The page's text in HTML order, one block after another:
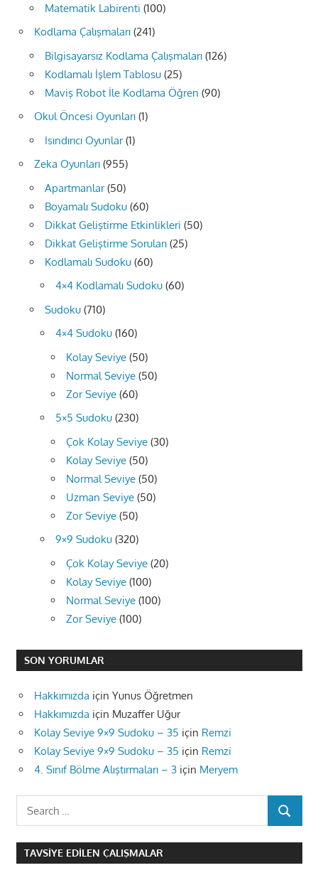
Matematik Labirenti (100)
Kodlama Çalışmaları (241)
Bilgisayarsız Kodlama Çalışmaları (126)
Kodlamalı İşlem Tablosu (25)
Maviş Robot İle Kodlama Öğren (90)
Okul Öncesi Oyunları (1)
Isındırıcı Oyunlar(1)
Zeka Oyunları (955)
Apartmanlar(50)
Boyamalı Sudoku (60)
Dikkat Geliştirme Etkinlikleri (50)
Dikkat Geliştirme Soruları (25)
Kodlamalı Sudoku (60)
4×4 Kodlamalı Sudoku (60)
Sudoku (710)
4×4 Sudoku (160)
Kolay Seviye (50)
Normal Seviye (50)
Zor Seviye (60)
5×5 Sudoku (230)
Çok Kolay Seviye (30)
Kolay Seviye (50)
Normal Seviye (50)
Uzman Seviye (50)
Zor Seviye (50)
9×9 Sudoku (320)
Çok Kolay Seviye (20)
Kolay Seviye (100)
Normal Seviye (100)
Zor Seviye (100)
SON YORUMLAR
Hakkımızda için Yunus Öğretmen
Hakkımızda için Muzaffer Uğur
Kolay Seviye 9×9 Sudoku – 35 için Remzi
Kolay Seviye 9×9 Sudoku – 35 için Remzi
4. Sınıf Bölme Alıştırmaları – 3 için Meryem
Search
for:
SEARCH
TAVSIYE EDILEN ÇALIŞMALAR